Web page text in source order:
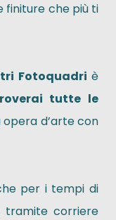
finiture che più ti
Fotoquadri è
tutte le
d’arte con
per i tempi di
tramite corriere